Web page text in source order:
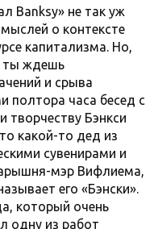
Banksy» не так уж
о контексте
капитализма. Но,
ты ждешь
и срыва
полтора часа бесед с
творчеству Бэнкси
какой-то дед из
сувенирами и
мэр Вифлиема,
его «Бэнски».
который очень
одну из работ